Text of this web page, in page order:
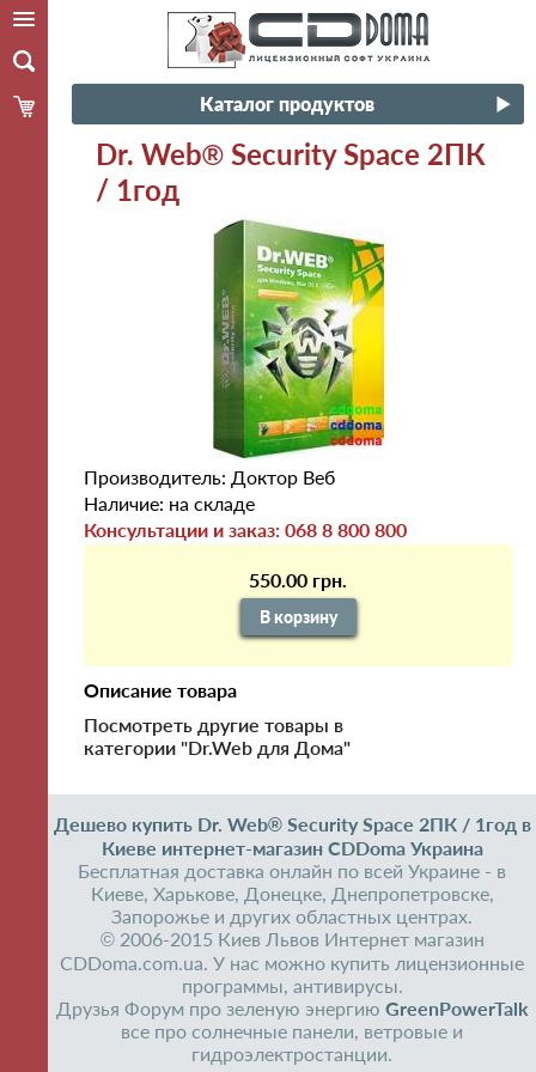
Каталог продуктов
Dr. Web® Security Space 2ПК
/ 1год
Производитель: Доктор Веб
Наличие: на складе
Консультации и заказ: 068 8 800 800
550.00 грн.
В корзину
Описание товара
Посмотреть другие товары в
категории "Dr.Web для Дома"
Дешево купить Dr. Web® Security Space 2ПК / 1год в
Киеве интернет-магазин CDDoma Украина
Бесплатная доставка онлайн по всей Украине - в
Киеве, Харькове, Донецке, Днепропетровске,
Запорожье и других областных центрах.
© 2006-2015 Киев Львов Интернет магазин
CDDoma.com.ua. У нас можно купить лицензионные
программы, антивирусы.
Друзья Форум про зеленую энергию GreenPowerTalk
все про солнечные панели, ветровые и
гидроэлектростанции.